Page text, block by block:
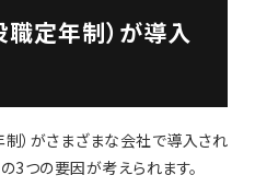
職定年制）が導入
制）がさまざまな会社で導入され
3つの要因が考えられます。